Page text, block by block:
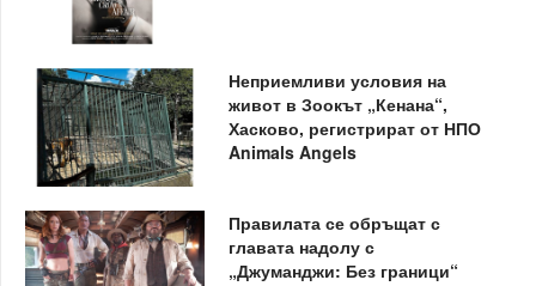
Неприемливи условия на
живот в Зоокът „Кенана“,
Хасково, регистрират от НПО
Animals Angels
Правилата се обръщат с
главата надолу с
„Джуманджи: Без граници“